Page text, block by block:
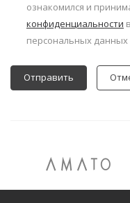
ознакомился и
конфиденциальности
персональных данных